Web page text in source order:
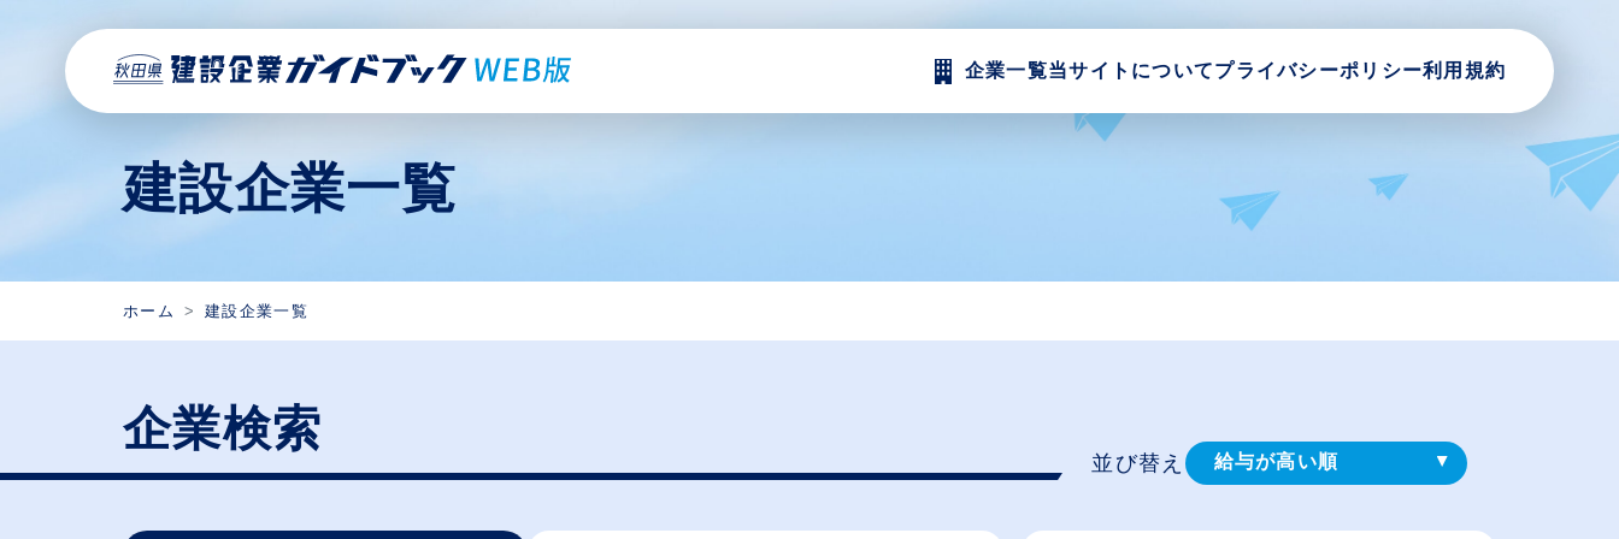
企業一覧当サイトについてプライバシーポリシー利用規約
建設企業一覧
ホーム 建設企業一覧
企業検索
並び替え 給与が高い順